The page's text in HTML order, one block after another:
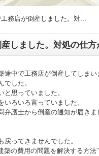
務店が倒産しました。対...
しました。対処の仕方
中で工務店が倒産してしまい
した。
思っていました。
ろいろ言っていました。
護士から倒産の通知が届きま
ってきませんでした。
築の費用の問題を解決する方